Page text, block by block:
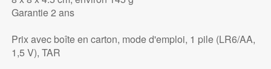
Garantie 2 ans
Prix avec boîte en carton, mode d'emploi, 1 pile (LR6/AA,
1,5 V), TAR